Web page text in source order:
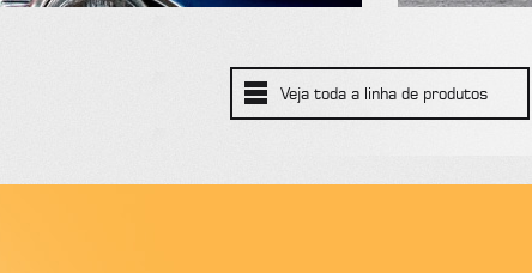
Veja toda a linha de produtos